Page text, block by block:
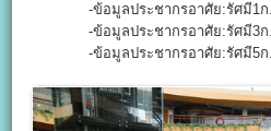
-ข้อมูลประชากรอาศัย:รัศมี1ก.ม
-ข้อมูลประชากรอาศัย:รัศมี3ก.ม
-ข้อมูลประชากรอาศัย:รัศมี5ก.ม